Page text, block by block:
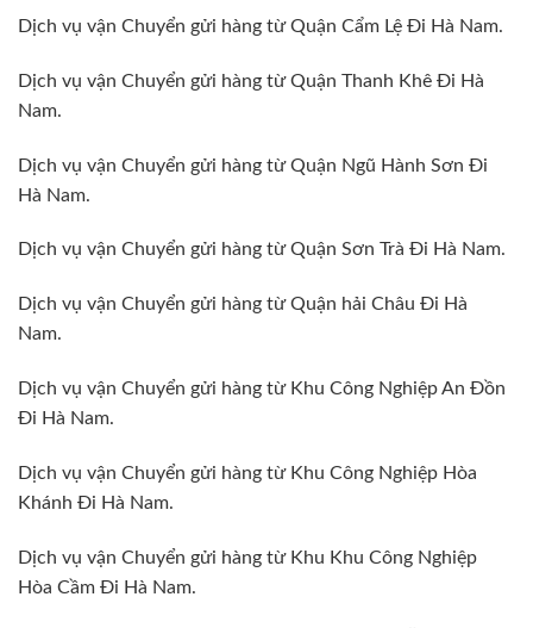
Dịch vụ vận Chuyển gửi hàng từ Quận Cẩm Lệ Đi Hà Nam.
Dịch vụ vận Chuyển gửi hàng từ Quận Thanh Khê Đi Hà
Nam.
Dịch vụ vận Chuyển gửi hàng từ Quận Ngũ Hành Sơn Đi
Hà Nam.
Dịch vụ vận Chuyển gửi hàng từ Quận Sơn Trà Đi Hà Nam.
Dịch vụ vận Chuyển gửi hàng từ Quận hải Châu Đi Hà
Nam.
Dịch vụ vận Chuyển gửi hàng từ Khu Công Nghiệp An Đồn
Đi Hà Nam.
Dịch vụ vận Chuyển gửi hàng từ Khu Công Nghiệp Hòa
Khánh Đi Hà Nam.
Dịch vụ vận Chuyển gửi hàng từ Khu Khu Công Nghiệp
Hòa Cầm Đi Hà Nam.